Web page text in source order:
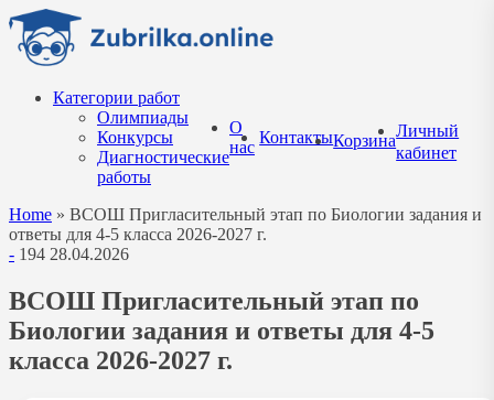
Перейти
содержанию
Категории работ
Олимпиады
Конкурсы
Диагностические
работы
О
нас
КонтактыКорзина
Личный
кабинет
Home » ВСОШ Пригласительный этап по Биологии задания и
ответы для 4-5 класса 2026-2027 г.
- 194 28.04.2026
ВСОШ Пригласительный этап по
Биологии задания и ответы для 4-5
класса 2026-2027 г.